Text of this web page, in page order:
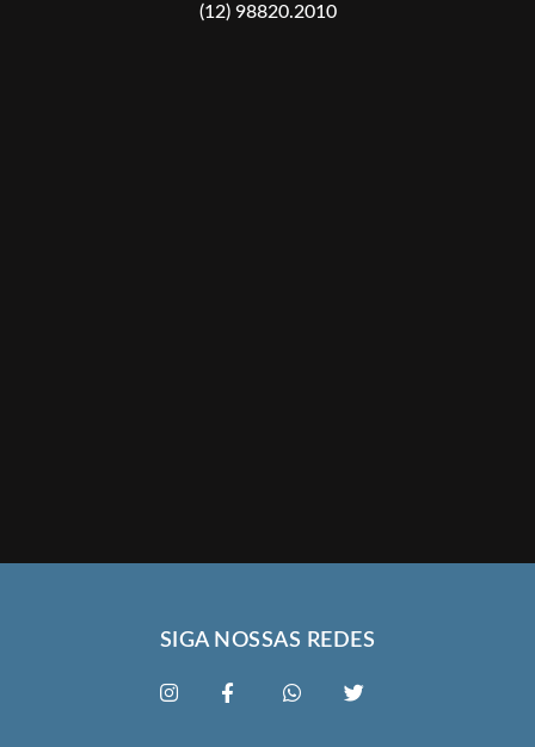
(12) 98820.2010
SIGA NOSSAS REDES